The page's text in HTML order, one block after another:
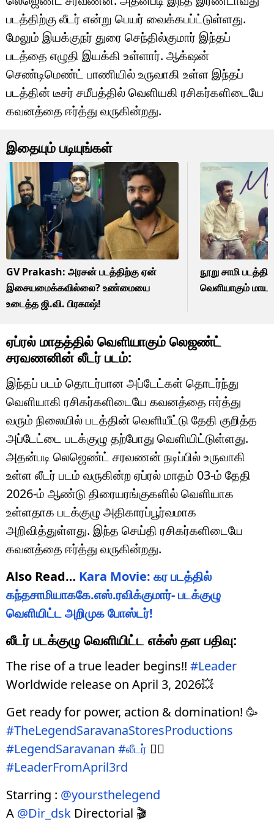
படத்திற்கு லீடர் என்று பெயர் வைக்கபப்ட்டுள்ளது.
மேலும் இயக்குநர் துரை செந்தில்குமார் இந்தப்
படத்தை எழுதி இயக்கி உள்ளார். ஆக்‌ஷன்
செண்டிமெண்ட் பாணியில் உருவாகி உள்ள இந்தப்
படத்தின் டீசர் சமீபத்தில் வெளியகி ரசிகர்களிடையே
கவனத்தை ஈர்த்து வருகின்றது.
இதையும் படியுங்கள்
GV Prakash: அரசன் படத்திற்கு ஏன்
இசையமைக்கவில்லை? உண்மையை
உடைத்த ஜி.வி. பிரகாஷ்!
நூறு சாமி
வெளியாகும்
ஏப்ரல் மாதத்தில் வெளியாகும் லெஜண்ட்
சரவணனின் லீடர் படம்:
இந்தப் படம் தொடர்பான அப்டேட்கள் தொடர்ந்து
வெளியாகி ரசிகர்களிடையே கவனத்தை ஈர்த்து
வரும் நிலையில் படத்தின் வெளியீட்டு தேதி குறித்த
அப்டேட்டை படக்குழு தற்போது வெளியிட்டுள்ளது.
அதன்படி லெஜெண்ட் சரவணன் நடிப்பில் உருவாகி
உள்ள லீடர் படம் வருகின்ற ஏப்ரல் மாதம் 03-ம் தேதி
2026-ம் ஆண்டு திரையரங்குகளில் வெளியாக
உள்ளதாக படக்குழு அதிகாரப்பூர்வமாக
அறிவித்துள்ளது. இந்த செய்தி ரசிகர்களிடையே
கவனத்தை ஈர்த்து வருகின்றது.
Also Read… Kara Movie: கர படத்தில்
கந்தசாமியாககே.எஸ்.ரவிக்குமார்- படக்குழு
வெளியிட்ட அறிமுக போஸ்டர்!
லீடர் படக்குழு வெளியிட்ட எக்ஸ் தள பதிவு:
The rise of a true leader begins!! #Leader
Worldwide release on April 3, 2026💥
Get ready for power, action & domination! 🥳
#TheLegendSaravanaStoresProductions
#LegendSaravanan #லீடர் ❤️‍🔥
#LeaderFromApril3rd
Starring : @yoursthelegend
A @Dir_dsk Directorial 🎬